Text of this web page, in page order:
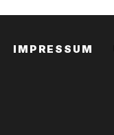
IMPRESSUM